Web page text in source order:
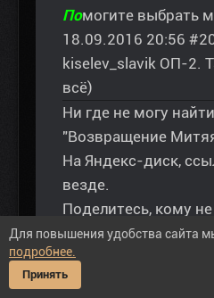
Помогите выбрать
18.09.2016 20:56
kiselev_slavik ОП-2.
всё)
Ни где не могу
"Возвращение
На Яндекс-диск,
везде.
Поделитесь, кому
Для повышения удобства сайта
подробнее.
Принять